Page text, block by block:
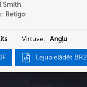
Smith
Retigo
Virtuve: Angļu
Lejupielādēt BR2